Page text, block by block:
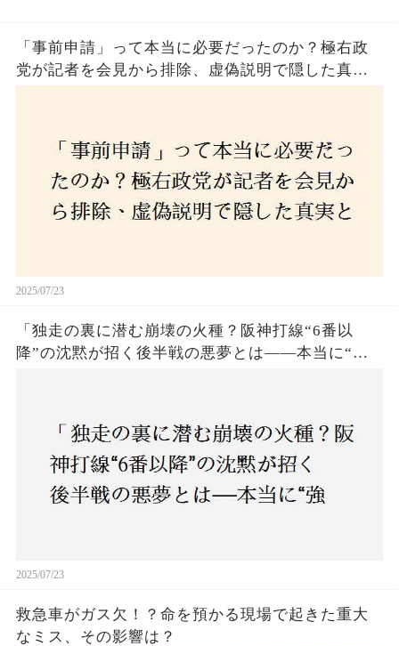
「事前申請」って本当に必要だったのか？極右政
党が記者を会見から排除、虚偽説明で隠した真実
2025/07/23
「独走の裏に潜む崩壊の火種？阪神打線“6番以
降”の沈黙が招く後半戦の悪夢とは——本当に“強
2025/07/23
救急車がガス欠！？命を預かる現場で起きた重大
なミス、その影響は？